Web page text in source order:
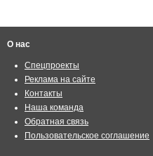
О нас
Спецпроекты
Реклама на сайте
Контакты
Наша команда
Обратная связь
Пользовательское соглашение